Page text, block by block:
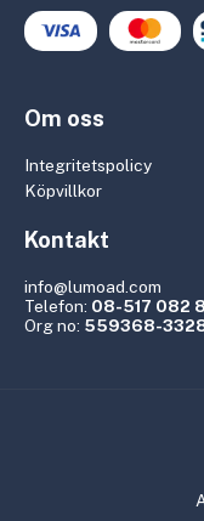
Om oss
Integritetspolicy
Köpvillkor
Kontakt
info@lumoad.com
Telefon: 08-517 082
Org no: 559368-